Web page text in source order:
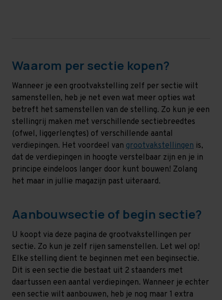
Waarom per sectie kopen?
Wanneer je een grootvakstelling zelf per sectie wilt
samenstellen, heb je net even wat meer opties wat
betreft het samenstellen van de stelling. Zo kun je een
stellingrij maken met verschillende sectiebreedtes
(ofwel, liggerlengtes) of verschillende aantal
verdiepingen. Het voordeel van grootvakstellingen is,
dat de verdiepingen in hoogte verstelbaar zijn en je in
principe eindeloos langer door kunt bouwen! Zolang
het maar in jullie magazijn past uiteraard.
Aanbouwsectie of begin sectie?
U koopt via deze pagina de grootvakstellingen per
sectie. Zo kun je zelf rijen samenstellen. Let wel op!
Elke stelling dient te beginnen met een beginsectie.
Dit is een sectie die bestaat uit 2 staanders met
daartussen een aantal verdiepingen. Wanneer je echter
een sectie wilt aanbouwen, heb je nog maar 1 extra